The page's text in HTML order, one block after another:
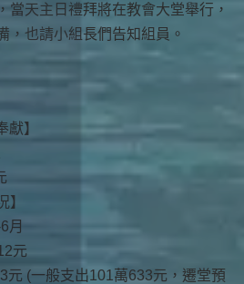
當天主日禮拜將在教會大堂舉行，
，也請小組長們告知組員。
獻】
】
月
元
元 (一般支出101萬633元，遷堂預